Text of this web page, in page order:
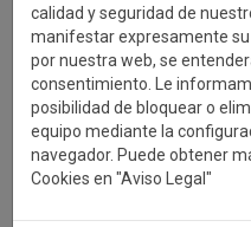
calidad y seguridad de
manifestar expresamente
por nuestra web, se
consentimiento. Le
posibilidad de bloquear o
equipo mediante la
navegador. Puede obtener
Cookies en "Aviso Legal"
TROFEOS
En esta sección